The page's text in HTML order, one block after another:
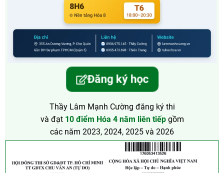
Đăng ký học
Thầy Lâm Mạnh Cường đăng ký thi
và đạt 10 điểm Hóa 4 năm liên tiếpgồm
các năm 2023, 2024, 2025 và 2026